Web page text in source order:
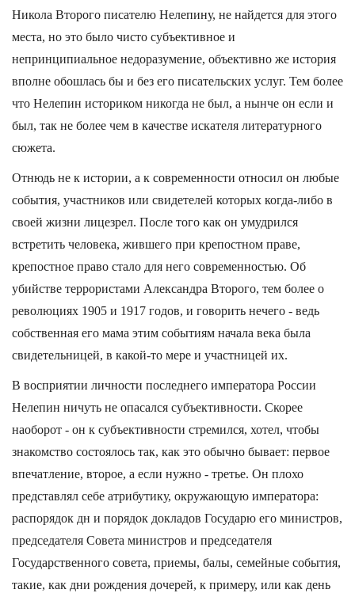
Никола Второго писателю Нелепину, не найдется для этого
места, но это было чисто субъективное и
непринципиальное недоразумение, объективно же история
вполне обошлась бы и без его писательских услуг. Тем более
что Нелепин историком никогда не был, а нынче он если и
был, так не более чем в качестве искателя литературного
сюжета.
Отнюдь не к истории, а к современности относил он любые
события, участников или свидетелей которых когда-либо в
своей жизни лицезрел. После того как он умудрился
встретить человека, жившего при крепостном праве,
крепостное право стало для него современностью. Об
убийстве террористами Александра Второго, тем более о
революциях 1905 и 1917 годов, и говорить нечего - ведь
собственная его мама этим событиям начала века была
свидетельницей, в какой-то мере и участницей их.
В восприятии личности последнего императора России
Нелепин ничуть не опасался субъективности. Скорее
наоборот - он к субъективности стремился, хотел, чтобы
знакомство состоялось так, как это обычно бывает: первое
впечатление, второе, а если нужно - третье. Он плохо
представлял себе атрибутику, окружающую императора:
распорядок дн и порядок докладов Государю его министров,
председателя Совета министров и председателя
Государственного совета, приемы, балы, семейные события,
такие, как дни рождения дочерей, к примеру, или как день